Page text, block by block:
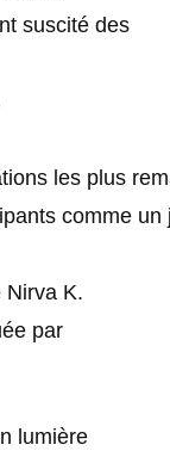
suscité des
les plus
comme
Nirva K.
par
lumière